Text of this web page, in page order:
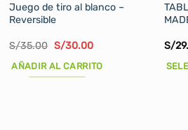
Juego de tiro al blanco –
Reversible
S/35.00 El
original
era:
S/30.00El
actual
AÑADIR AL CARRITO
S/